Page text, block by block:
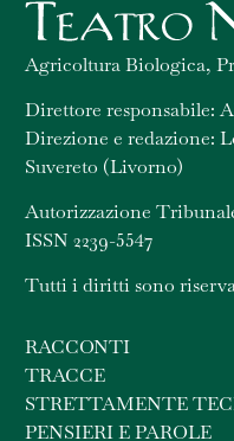
Agricoltura Biologica,
Direttore responsabile:
Direzione e redazione:
Suvereto (Livorno)
Autorizzazione
ISSN 2239-5547
Tutti i diritti sono
RACCONTI
TRACCE
STRETTAMENTE
PENSIERI E PAROLE